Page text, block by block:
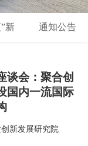
新 通知公告
谈会：聚合创
国内一流国际
新发展研究院